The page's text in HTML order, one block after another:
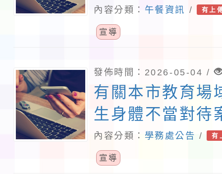
收」政策
內容分類： 午餐資訊 / 有上
宣導
發佈時間：2026-05-04 /
有關本市教育場
生身體不當對待
詳如說明，請查
內容分類： 學務處公告 / 有
宣導